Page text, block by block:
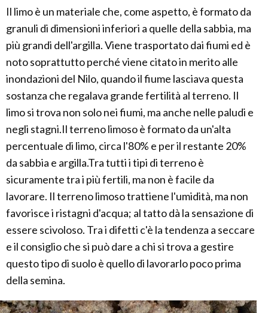
Il limo è un materiale che, come aspetto, è formato da
granuli di dimensioni inferiori a quelle della sabbia, ma
più grandi dell'argilla. Viene trasportato dai fiumi ed è
noto soprattutto perché viene citato in merito alle
inondazioni del Nilo, quando il fiume lasciava questa
sostanza che regalava grande fertilità al terreno. Il
limo si trova non solo nei fiumi, ma anche nelle paludi e
negli stagni.Il terreno limoso è formato da un'alta
percentuale di limo, circa l'80% e per il restante 20%
da sabbia e argilla.Tra tutti i tipi di terreno è
sicuramente tra i più fertili, ma non è facile da
lavorare. Il terreno limoso trattiene l'umidità, ma non
favorisce i ristagni d'acqua; al tatto dà la sensazione di
essere scivoloso. Tra i difetti c'è la tendenza a seccare
e il consiglio che si può dare a chi si trova a gestire
questo tipo di suolo è quello di lavorarlo poco prima
della semina.